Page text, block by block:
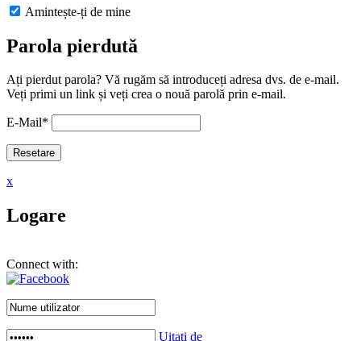
Amintește-ți de mine
Parola pierdută
Ați pierdut parola? Vă rugăm să introduceți adresa dvs. de e-mail.
Veți primi un link și veți crea o nouă parolă prin e-mail.
E-Mail*
x
Logare
Connect with:
Uitați de